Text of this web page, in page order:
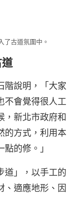
了古道氛圍中。
道
階說明，「大家
不會覺得很人工
，新北市政府和
的方式，利用本
的修。」
道」，以手工的
、適應地形、因